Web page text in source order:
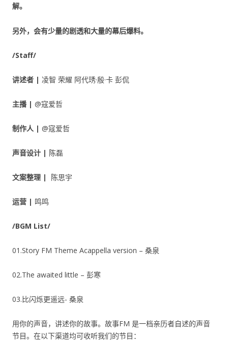
解。
另外，会有少量的剧透和大量的幕后爆料。
/Staff/
讲述者 | 凌智 荣耀 阿代琇·殷·卡 彭侃
主播 | @寇爱哲
制作人 | @寇爱哲
声音设计 | 陈磊
文案整理 | 陈思宇
运营 | 鸣鸣
/BGM List/
01.Story FM Theme Acappella version – 桑泉
02.The awaited little – 彭寒
03.比闪烁更遥远- 桑泉
用你的声音，讲述你的故事。故事FM 是一档亲历者自述的声音
节目。在以下渠道均可收听我们的节目：